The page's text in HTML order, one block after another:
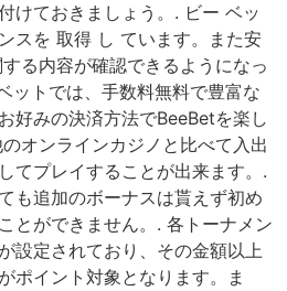
けておきましょう。. ビー ベッ
スを 取得 し ています。また安
る内容が確認できるようになっ
ットでは、手数料無料で豊富な
好みの決済方法でBeeBetを楽し
オンラインカジノと比べて入出
てプレイすることが出来ます。.
も追加のボーナスは貰えず初め
とができません。. 各トーナメン
設定されており、その金額以上
ポイント対象となります。ま